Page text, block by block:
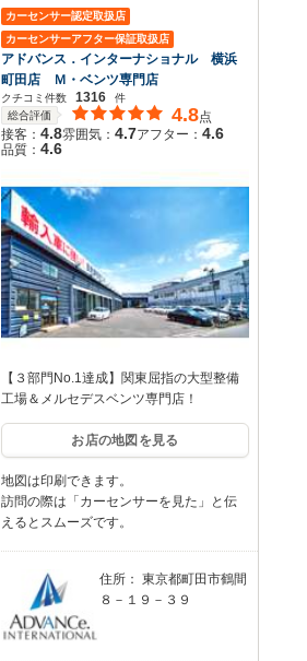
カーセンサー認定取扱店
カーセンサーアフター保証取扱店
アドバンス．インターナショナル 横浜
町田店 Ｍ・ベンツ専門店
クチコミ件数 1316
件
総合評価
4.8点
接客： 4.8雰囲気： 4.7アフター： 4.6
品質： 4.6
【３部門No.1達成】関東屈指の大型整備
工場＆メルセデスベンツ専門店！
お店の地図を見る
地図は印刷できます。
訪問の際は「カーセンサーを見た」と伝
えるとスムーズです。
住所： 東京都町田市鶴間
８－１９－３９